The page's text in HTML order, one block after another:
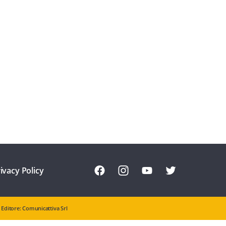
Policy
Editore: Comunicattiva Srl